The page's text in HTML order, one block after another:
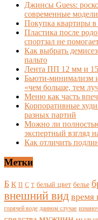
Джинсы Guess:
современные
Покупка квартиры в
Пластика после
спортзал не
Как выбрать
пальто
Лента ПП 12 мм и
Бьюти-минимализм
«чем больше, тем
Меню как часть
Корпоративные
разных партий
Можно ли
экспертный взгляд
Как отличить
Метки
Б К П С Т белый цвет белье
внешний вид время
горячей воде данном случае